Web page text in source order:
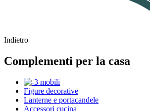
Indietro
Complementi per la casa
Figure decorative
Lanterne e portacandele
Accessori cucina